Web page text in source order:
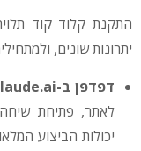
התקנת קלוד קוד
יתרונות שונים,
דפדפן ב-claude.ai
לאתר, פתיחת